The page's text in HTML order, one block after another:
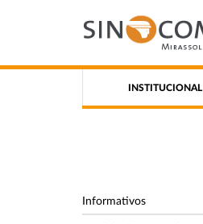
INSTITUCIONAL
Informativos